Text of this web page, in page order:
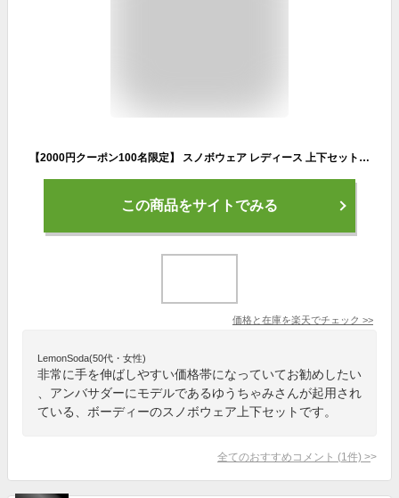
【2000円クーポン100名限定】 スノボウェア レディース 上下セット スノーボードウェア BOARDEE BD25JFOT44W×BD25JFOB44W ボーディー
この商品をサイトでみる
価格と在庫を楽天でチェック >>
LemonSoda(50代・女性)
非常に手を伸ばしやすい価格帯になっていてお勧めしたい
、アンバサダーにモデルであるゆうちゃみさんが起用され
ている、ボーディーのスノボウェア上下セットです。
全てのおすすめコメント (1 件) >